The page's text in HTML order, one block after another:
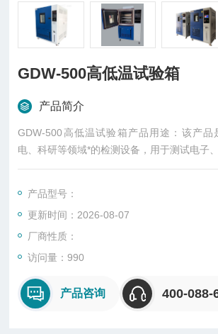
GDW-500高低温试验箱
产品简介
GDW-500高低温试验箱产品用途：该产品
电、科研等领域*的检测设备，用于测试电子
料进行高温、低温、或恒定试验的温度环境
产品型号：
更新时间：2026-08-07
厂商性质：
访问量：990
产品咨询 400-088-